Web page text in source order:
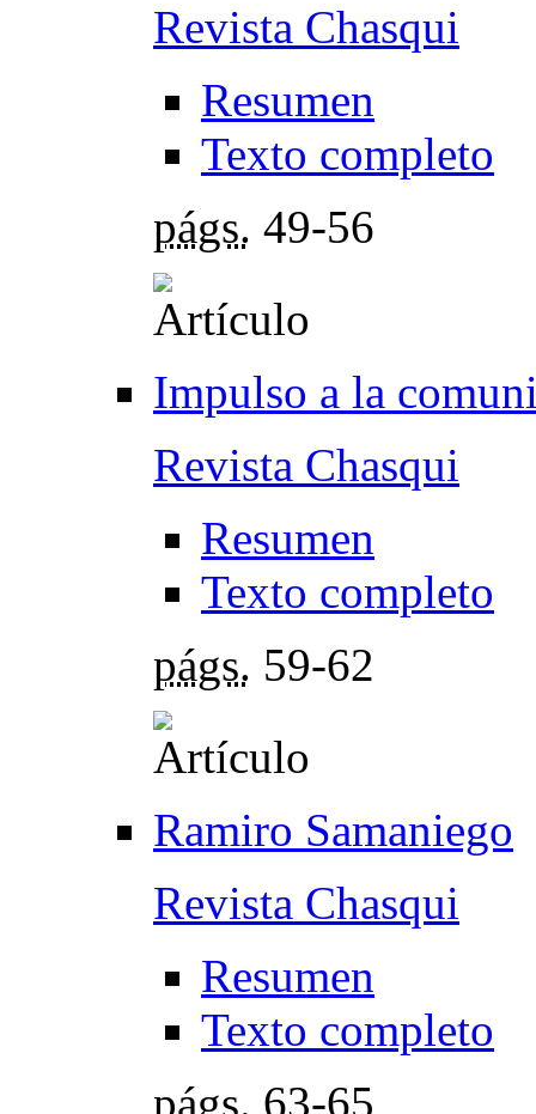
Revista Chasqui
Resumen
Texto completo
págs. 49-56
Impulso a la
Revista Chasqui
Resumen
Texto completo
págs. 59-62
Ramiro Samaniego
Revista Chasqui
Resumen
Texto completo
págs. 63-65